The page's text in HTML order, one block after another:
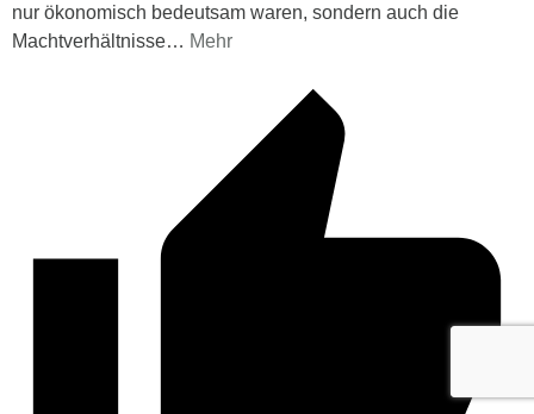
nur ökonomisch bedeutsam waren, sondern auch die
Machtverhältnisse… Mehr